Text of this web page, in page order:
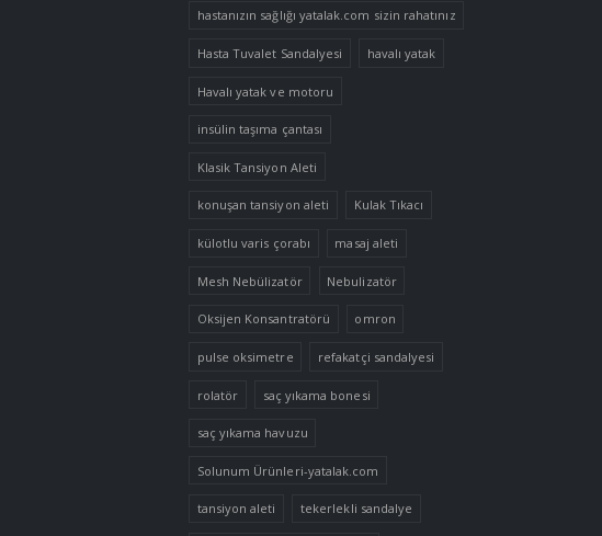
hastanızın sağlığı yatalak.com sizin rahatınız
Hasta Tuvalet Sandalyesi havalı yatak
Havalı yatak ve motoru
insülin taşıma çantası
Klasik Tansiyon Aleti
konuşan tansiyon aleti Kulak Tıkacı
külotlu varis çorabı masaj aleti
Mesh Nebülizatör Nebulizatör
Oksijen Konsantratörü omron
pulse oksimetre refakatçi sandalyesi
rolatör saç yıkama bonesi
saç yıkama havuzu
Solunum Ürünleri-yatalak.com
tansiyon aleti tekerlekli sandalye